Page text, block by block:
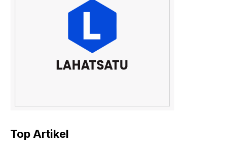
Top Artikel